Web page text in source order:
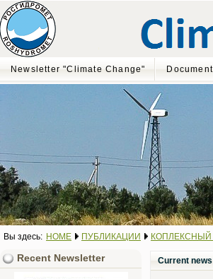
Newsletter "Climate Change"
Вы здесь: HOME ПУБЛИКАЦИИ КОПЛЕКСНЫЙ
Current news
Recent Newsletter